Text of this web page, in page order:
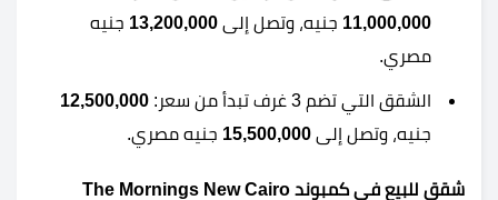
11,000,000 جنيه، وتصل إلى 13,200,000 جنيه
مصري.
الشقق التي تضم 3 غرف تبدأ من سعر:
12,500,000
جنيه، وتصل إلى
جنيه مصري.
شقق للبيع في كمبوند The Mornings New Cairo